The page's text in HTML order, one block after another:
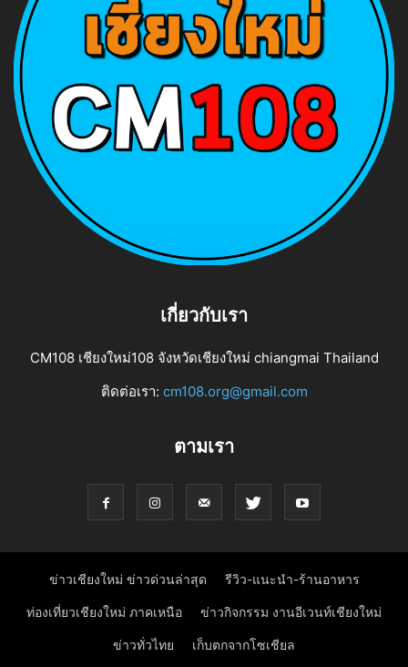
เกี่ยวกับเรา
CM108 เชียงใหม่108 จังหวัดเชียงใหม่ chiangmai Thailand
ติดต่อเรา: cm108.org@gmail.com
ตามเรา
ข่าวเชียงใหม่ ข่าวด่วนล่าสุด รีวิว-แนะนำ-ร้านอาหาร
ท่องเที่ยวเชียงใหม่ ภาคเหนือ ข่าวกิจกรรม งานอีเวนท์เชียงใหม่
ข่าวทั่วไทย เก็บตกจากโซเชียล